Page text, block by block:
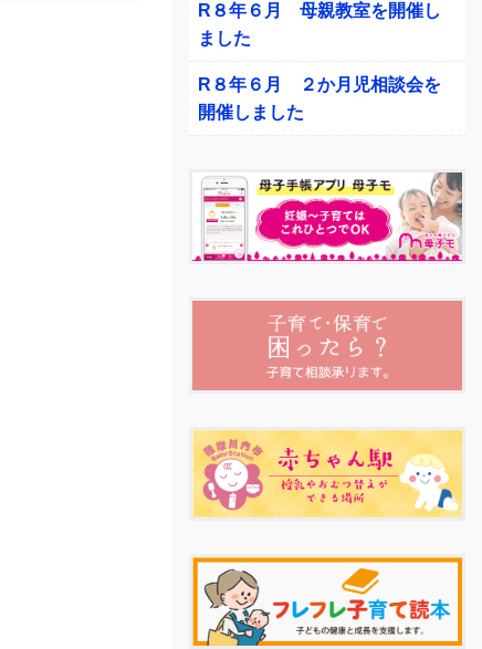
R８年６月 母親教室を開催し
ました
R８年６月 ２か月児相談会を
開催しました